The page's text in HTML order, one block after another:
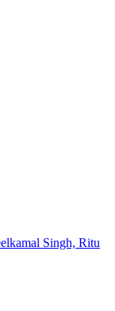
Singh, Ritu